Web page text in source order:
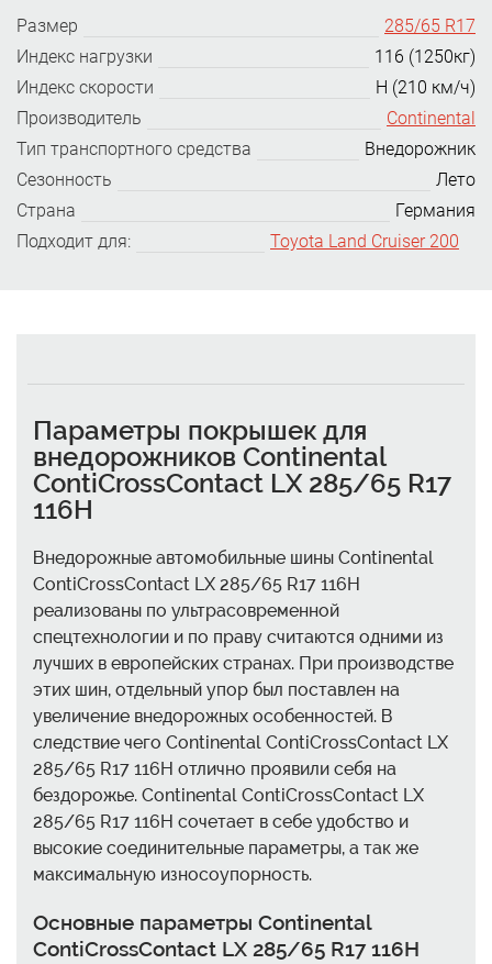
Размер
285/65 R17
Индекс нагрузки
116 (1250кг)
Индекс скорости
H (210 км/ч)
Производитель
Continental
Тип транспортного средства
Внедорожник
Сезонность
Лето
Страна
Германия
Подходит для:
Toyota Land Cruiser 200
Параметры покрышек для
внедорожников Continental
ContiCrossContact LX 285/65 R17
116H
Внедорожные автомобильные шины Continental
ContiCrossContact LX 285/65 R17 116H
реализованы по ультрасовременной
спецтехнологии и по праву считаются одними из
лучших в европейских странах. При производстве
этих шин, отдельный упор был поставлен на
увеличение внедорожных особенностей. В
следствие чего Continental ContiCrossContact LX
285/65 R17 116H отлично проявили себя на
бездорожье. Continental ContiCrossContact LX
285/65 R17 116H сочетает в себе удобство и
высокие соединительные параметры, а так же
максимальную износоупорность.
Основные параметры Continental
ContiCrossContact LX 285/65 R17 116H